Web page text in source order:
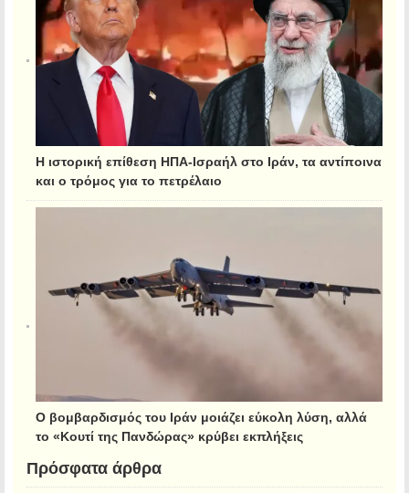
Η ιστορική επίθεση ΗΠΑ-Ισραήλ στο Ιράν, τα αντίποινα
και ο τρόμος για το πετρέλαιο
Ο βομβαρδισμός του Ιράν μοιάζει εύκολη λύση, αλλά
το «Κουτί της Πανδώρας» κρύβει εκπλήξεις
Πρόσφατα άρθρα